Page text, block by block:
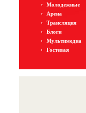
Молодежные
Арена
Трансляция
Блоги
Мультимедиа
Гостевая